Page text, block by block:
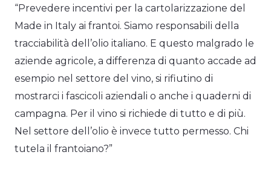
“Prevedere incentivi per la cartolarizzazione del
Made in Italy ai frantoi. Siamo responsabili della
tracciabilità dell’olio italiano. E questo malgrado le
aziende agricole, a differenza di quanto accade ad
esempio nel settore del vino, si rifiutino di
mostrarci i fascicoli aziendali o anche i quaderni di
campagna. Per il vino si richiede di tutto e di più.
Nel settore dell’olio è invece tutto permesso. Chi
tutela il frantoiano?”